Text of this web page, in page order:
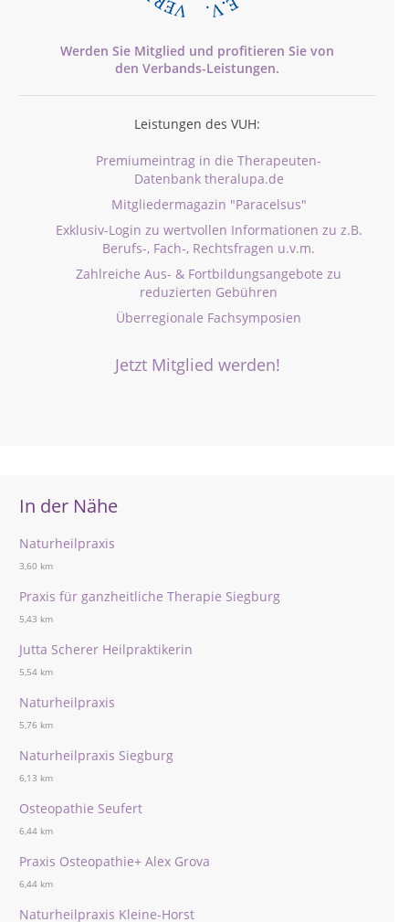
Werden Sie Mitglied und profitieren Sie von
den Verbands-Leistungen.
Leistungen des VUH:
Premiumeintrag in die Therapeuten-
Datenbank theralupa.de
Mitgliedermagazin "Paracelsus"
Exklusiv-Login zu wertvollen Informationen zu z.B.
Berufs-, Fach-, Rechtsfragen u.v.m.
Zahlreiche Aus- & Fortbildungsangebote zu
reduzierten Gebühren
Überregionale Fachsymposien
Jetzt Mitglied werden!
In der Nähe
Naturheilpraxis
3,60 km
Praxis für ganzheitliche Therapie Siegburg
5,43 km
Jutta Scherer Heilpraktikerin
5,54 km
Naturheilpraxis
5,76 km
Naturheilpraxis Siegburg
6,13 km
Osteopathie Seufert
6,44 km
Praxis Osteopathie+ Alex Grova
6,44 km
Naturheilpraxis Kleine-Horst